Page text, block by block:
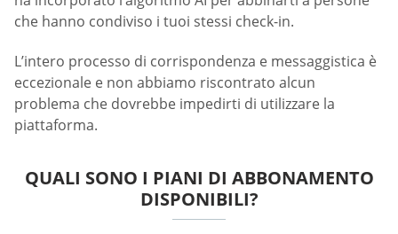
che hanno condiviso i tuoi stessi check-in.
L’intero processo di corrispondenza e messaggistica è
eccezionale e non abbiamo riscontrato alcun
problema che dovrebbe impedirti di utilizzare la
piattaforma.
QUALI SONO I PIANI DI ABBONAMENTO
DISPONIBILI?